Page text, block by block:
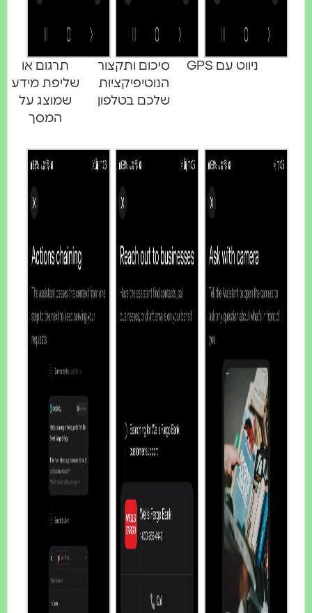
ניווט עם GPS
סיכום ותקצור
הנוטיפיקציות
שלכם בטלפון
תרגום או
שליפת מידע
שמוצג על
המסך